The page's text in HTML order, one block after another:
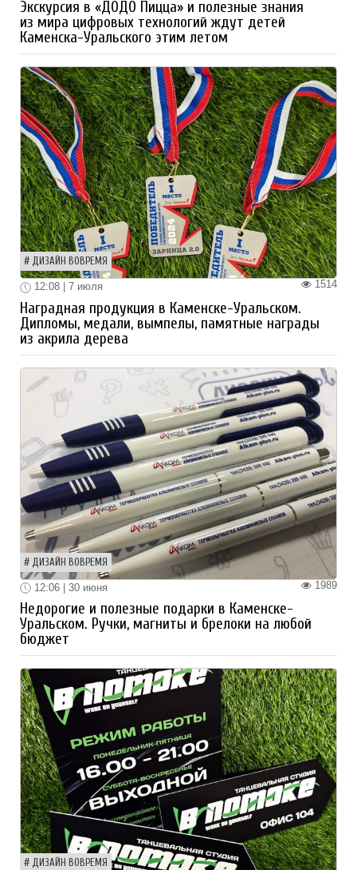
Экскурсия в «ДОДО Пицца» и полезные знания
из мира цифровых технологий ждут детей
Каменска-Уральского этим летом
ДИЗАЙН ВОВРЕМЯ
1514
12:08 | 7 июля
Наградная продукция в Каменске-Уральском.
Дипломы, медали, вымпелы, памятные награды
из акрила дерева
ДИЗАЙН ВОВРЕМЯ
1989
12:06 | 30 июня
Недорогие и полезные подарки в Каменске-
Уральском. Ручки, магниты и брелоки на любой
бюджет
ДИЗАЙН ВОВРЕМЯ